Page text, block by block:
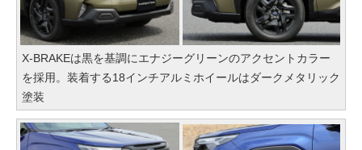
X-BRAKEは黒を基調にエナジーグリーンのアクセントカラー
を採用。装着する18インチアルミホイールはダークメタリック
塗装